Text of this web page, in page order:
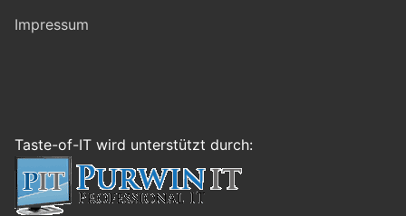
Impressum
Taste-of-IT wird unterstützt durch: